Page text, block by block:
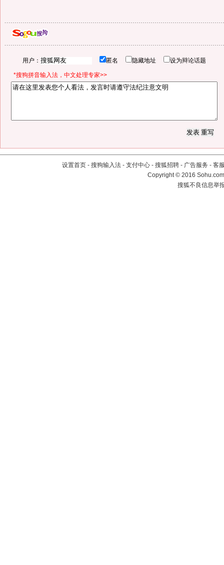
用户： 匿名 隐藏地址 设为辩论话题
*搜狗拼音输入法，中文处理专家>>
设置首页 - 搜狗输入法 - 支付中心 - 搜狐招聘 - 广告服务 - 客
Copyright©2016
搜狐不良信息举